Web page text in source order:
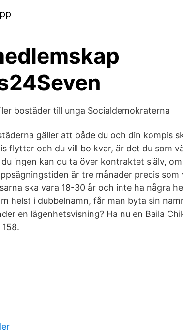
bostäder till unga Socialdemokraterna
gäller att både du och din kompis
flyttar och du vill bo kvar, är det du som
ingen kan du ta över kontraktet själv,
är tre månader precis som
ska vara 18-30 år och inte ha några
helst i dubbelnamn, får man byta sin
en lägenhetsvisning? Ha nu en Baila